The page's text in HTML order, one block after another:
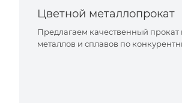
Цветной металлопрокат
Предлагаем качественный прокат
металлов и сплавов по